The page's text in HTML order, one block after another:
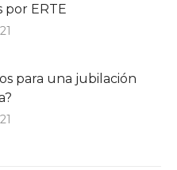
por ERTE
para una jubilación